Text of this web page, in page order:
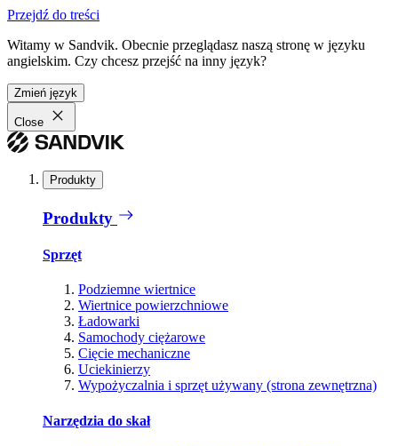
Przejdź do treści
Witamy w Sandvik. Obecnie przeglądasz naszą stronę w języku
angielskim. Czy chcesz przejść na inny język?
Zmień język
Close
Produkty
Produkty
Sprzęt
Podziemne wiertnice
Wiertnice powierzchniowe
Ładowarki
Samochody ciężarowe
Cięcie mechaniczne
Uciekinierzy
Wypożyczalnia i sprzęt używany (strona zewnętrzna)
Narzędzia do skał